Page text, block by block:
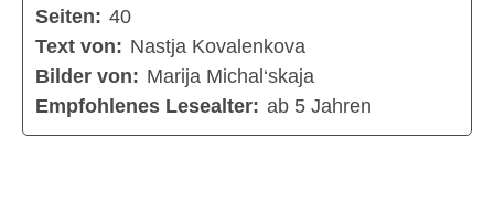
Seiten: 40
Text von: Nastja Kovalenkova
Bilder von: Marija Michal‘skaja
Empfohlenes Lesealter: ab 5 Jahren